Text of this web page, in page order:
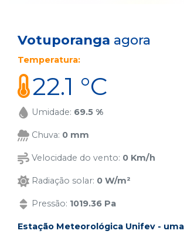
Votuporanga agora
Temperatura:
22.1 °C
Umidade: 69.5 %
Chuva: 0 mm
Velocidade do vento: 0 Km/h
Radiação solar: 0 W/m²
Pressão: 1019.36 Pa
Estação Meteorológica Unifev -